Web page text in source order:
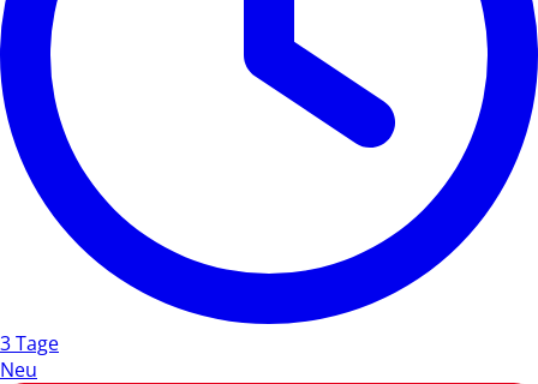
3 Tage
Neu